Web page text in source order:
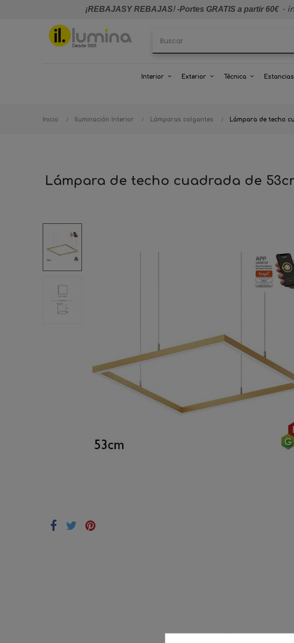
¡REBAJASY REBAJAS!-Portes GRATIS a partir 60€·
Interior Exterior Técnica Estancias
Inicio Iluminación Interior Lámparas colgantes Lámpara de techo
Lámpara de techo cuadrada de